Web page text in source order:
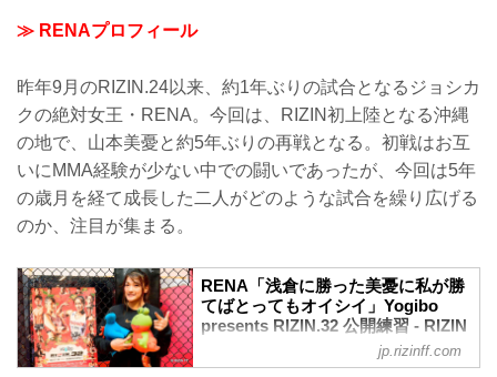
へ「成長した姿を見せ、沖縄の皆さんに
恩返しをしたい」と話していた美憂。
RIZIN初上陸となる沖縄の地で、自身の成
長を見せつけることが出来るのか。
公開練習では、2分間のミット打ちを披
露。その後、インタビューに応じた。
山本美憂 公開練習風景
≫ RENAプロフィール
昨年9月のRIZIN.24以来、約1年ぶりの試合となるジョシカ
クの絶対女王・RENA。今回は、RIZIN初上陸となる沖縄
の地で、山本美憂と約5年ぶりの再戦となる。初戦はお互
いにMMA経験が少ない中での闘いであったが、今回は5年
の歳月を経て成長した二人がどのような試合を繰り広げる
のか、注目が集まる。
RENA「浅倉に勝った美憂に私が勝
てばとってもオイシイ」Yogibo
presents RIZIN.32 公開練習 - RIZIN
FIGHTING FEDERATION オフィシ
ャルサイト
jp.rizinff.com